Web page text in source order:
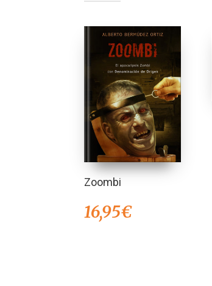
Zoombi
16,95€